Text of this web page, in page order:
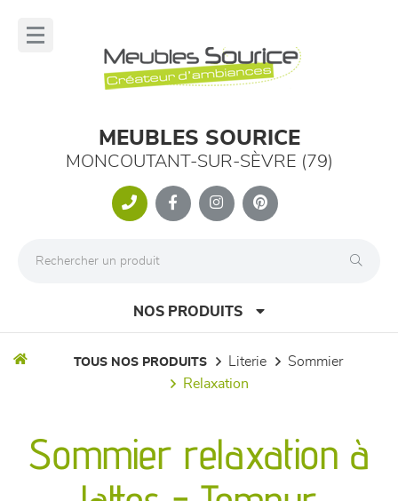
MEUBLES SOURICE
MONCOUTANT-SUR-SÈVRE (79)
NOS PRODUITS
séjours
TOUS NOS PRODUITS literie
sommier
relaxation
Sommier relaxation à